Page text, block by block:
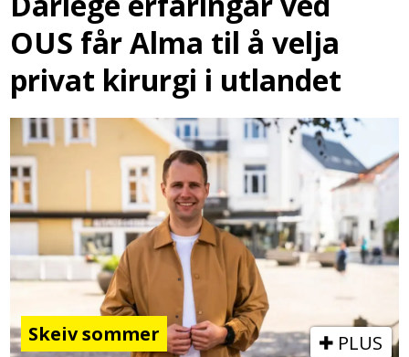
OUS får Alma til å velja
privat kirurgi i utlandet
Skeiv sommer PLUS